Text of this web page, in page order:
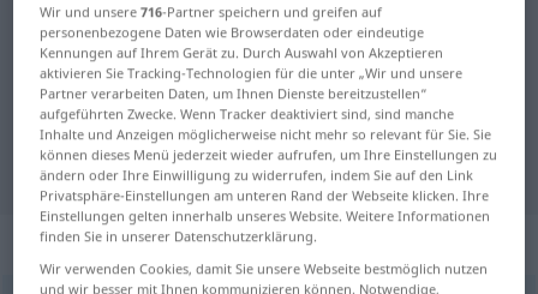
Deutsch-Serbisch Übersetzung für
"Begrenzung"
"Begrenzung" Serbisch
Übersetzung
„Begrenzung“: weiblich, feminin
Wir und unsere716-Partner speichern und greifen auf
personenbezogene Daten wie Browserdaten oder eindeutige
Kennungen auf Ihrem Gerät zu. Durch Auswahl von Akzeptieren
aktivieren Sie Tracking-Technologien für die unter „Wir und unsere
Partner verarbeiten Daten, um Ihnen Dienste bereitzustellen“
aufgeführten Zwecke. Wenn Tracker deaktiviert sind, sind manche
Inhalte und Anzeigen möglicherweise nicht mehr so relevant für Sie. Sie
können dieses Menü jederzeit wieder aufrufen, um Ihre Einstellungen zu
ändern oder Ihre Einwilligung zu widerrufen, indem Sie auf den Link
Privatsphäre-Einstellungen am unteren Rand der Webseite klicken. Ihre
Einstellungen gelten innerhalb unseres Website. Weitere Informationen
finden Sie in unserer Datenschutzerklärung.
Wir verwenden Cookies, damit Sie unsere Webseite bestmöglich nutzen
und wir besser mit Ihnen kommunizieren können. Notwendige,